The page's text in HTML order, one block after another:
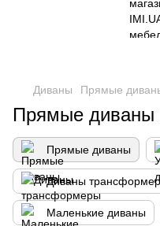
Диваны Прямые
Прямые диваны
Прямые диваны
Диваны
Маленькие диваны